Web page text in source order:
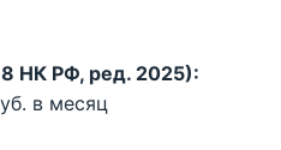
НК РФ, ред. 2025):
в месяц